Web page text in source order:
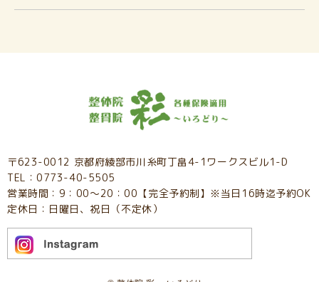
〒623-0012 京都府綾部市川糸町丁畠4-1ワークスビル1-D
TEL：0773-40-5505
営業時間：9：00～20：00【完全予約制】※当日16時迄予約OK
定休日：日曜日、祝日（不定休）